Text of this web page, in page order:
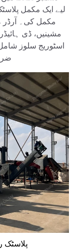
لیے ایک مکمل
مکمل کی۔ آرڈر
مشینیں، ڈی
اسٹوریج سلوز
پلاسٹک